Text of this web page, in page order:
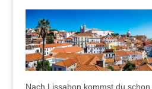
Nach Lissabon kommst du